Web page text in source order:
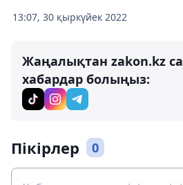
13:07, 30 қыркүйек 2022
Жаңалықтан zakon.kz
хабардар болыңыз:
Пікірлер 0